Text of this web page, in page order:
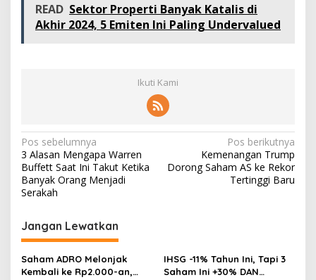
READ Sektor Properti Banyak Katalis di
Akhir 2024, 5 Emiten Ini Paling Undervalued
Ikuti Kami
Navigasi
pos
Pos sebelumnya
3 Alasan Mengapa Warren
Buffett Saat Ini Takut Ketika
Banyak Orang Menjadi
Serakah
Pos berikutnya
Kemenangan Trump
Dorong Saham AS ke Rekor
Tertinggi Baru
Jangan Lewatkan
Saham ADRO Melonjak
Kembali ke Rp2.000-an,
IHSG -11% Tahun Ini, Tapi 3
Saham Ini +30% DAN